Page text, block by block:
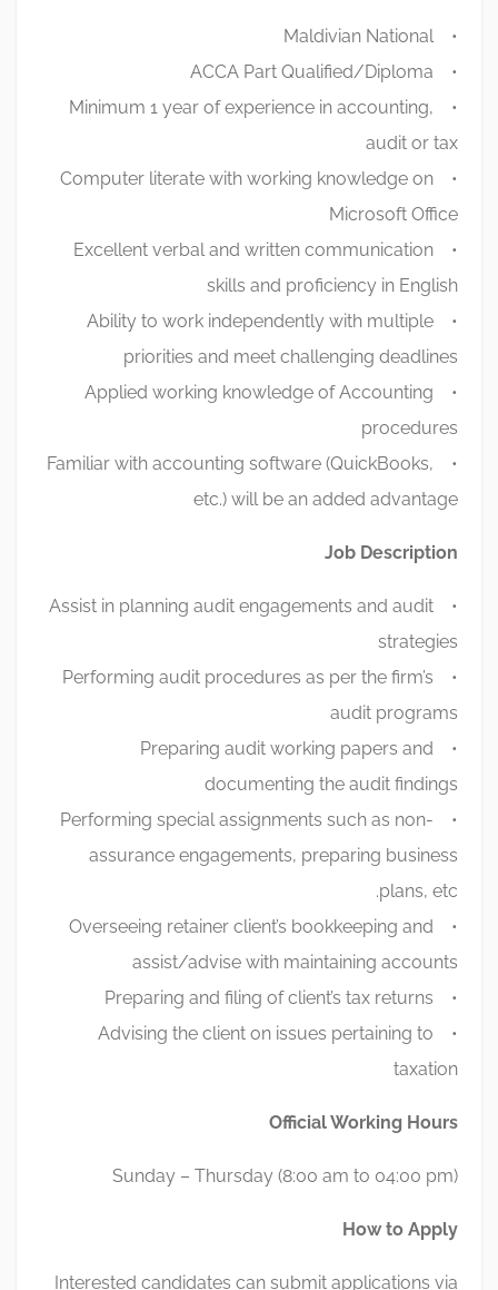
• Maldivian National
• ACCA Part Qualified/Diploma
• Minimum 1 year of experience in accounting,
audit or tax
• Computer literate with working knowledge on
Microsoft Office
• Excellent verbal and written communication
skills and proficiency in English
• Ability to work independently with multiple
priorities and meet challenging deadlines
• Applied working knowledge of Accounting
procedures
• Familiar with accounting software (QuickBooks,
etc.) will be an added advantage
Job Description
• Assist in planning audit engagements and audit
strategies
• Performing audit procedures as per the firm’s
audit programs
• Preparing audit working papers and
documenting the audit findings
• Performing special assignments such as non-
assurance engagements, preparing business
plans, etc.
• Overseeing retainer client’s bookkeeping and
assist/advise with maintaining accounts
• Preparing and filing of client’s tax returns
• Advising the client on issues pertaining to
taxation
Official Working Hours
Sunday – Thursday (8:00 am to 04:00 pm)
How to Apply
Interested candidates can submit applications via